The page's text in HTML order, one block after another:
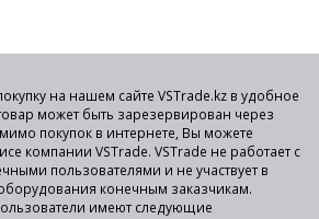
на нашем сайте VSTrade.kz в удобное
может быть зарезервирован через
покупок в интернете, Вы можете
компании VSTrade. VSTrade не работает с
пользователями и не участвует в
конечным заказчикам.
имеют следующие